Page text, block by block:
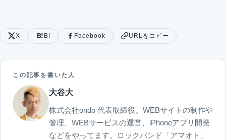
X B! Facebook URLをコピー
この記事を書いた人
大谷大
株式会社ondo 代表取締役。WEBサイトの制作や
管理、WEBサービスの運営、iPhoneアプリ開発
などをやってます。ロックバンド「アマオト」